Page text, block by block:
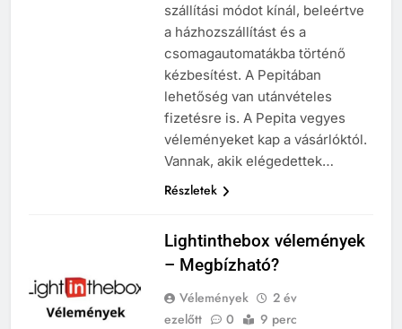
szállítási módot kínál, beleértve
a házhozszállítást és a
csomagautomatákba történő
kézbesítést. A Pepitában
lehetőség van utánvételes
fizetésre is. A Pepita vegyes
véleményeket kap a vásárlóktól.
Vannak, akik elégedettek…
Részletek
Lightinthebox vélemények
– Megbízható?
Vélemények
2 év
ezelőtt
0 9 perc